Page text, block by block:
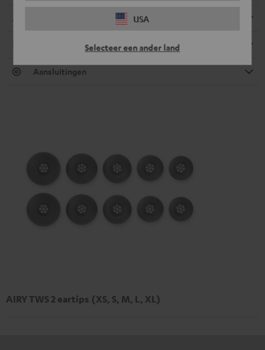
USA
Selecteer een ander land
Aansluitingen
AIRY TWS 2 eartips (XS, S, M, L, XL)